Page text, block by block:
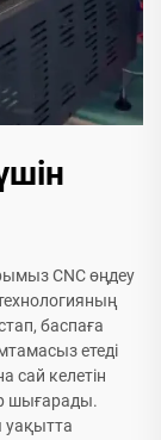
CNC өңдеу
баспаға
етеді
сай келетін
шығарады.
уақытта